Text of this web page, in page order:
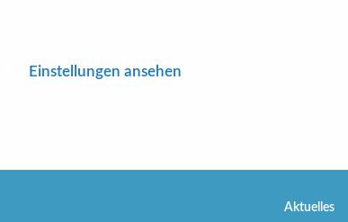
Einstellungen ansehen
Aktuelles